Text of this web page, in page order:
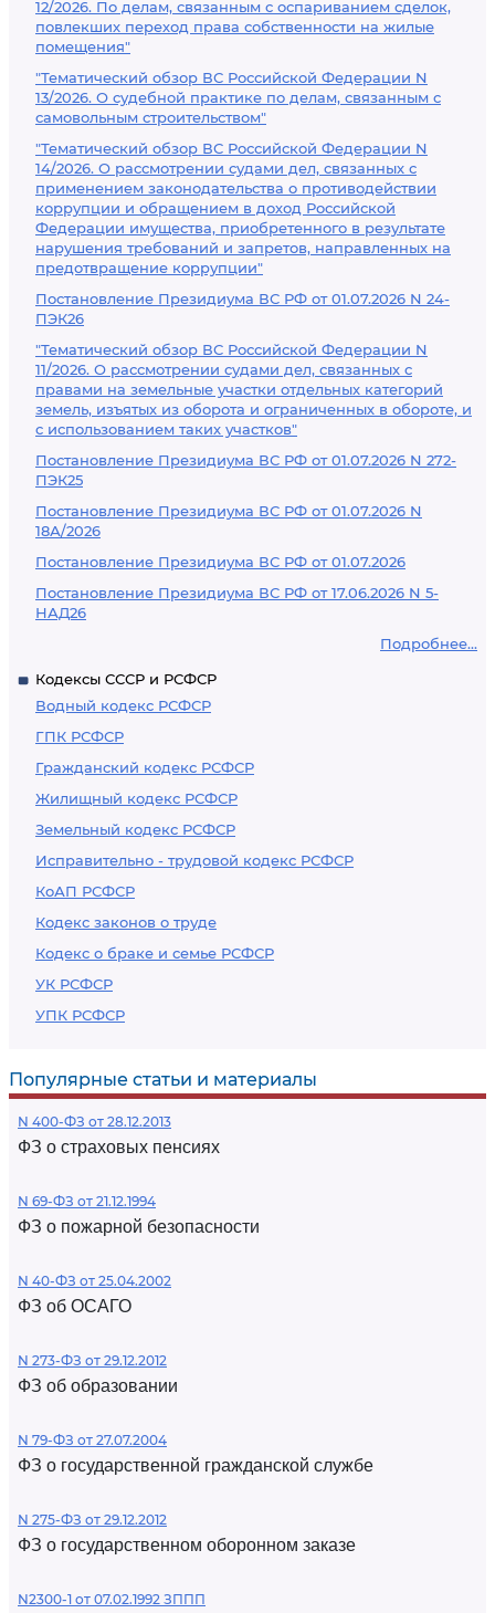
12/2026. По делам, связанным с оспариванием сделок,
повлекших переход права собственности на жилые
помещения"
"Тематический обзор ВС Российской Федерации N
13/2026. О судебной практике по делам, связанным с
самовольным строительством"
"Тематический обзор ВС Российской Федерации N
14/2026. О рассмотрении судами дел, связанных с
применением законодательства о противодействии
коррупции и обращением в доход Российской
Федерации имущества, приобретенного в результате
нарушения требований и запретов, направленных на
предотвращение коррупции"
Постановление Президиума ВС РФ от 01.07.2026 N 24-
ПЭК26
"Тематический обзор ВС Российской Федерации N
11/2026. О рассмотрении судами дел, связанных с
правами на земельные участки отдельных категорий
земель, изъятых из оборота и ограниченных в обороте, и
с использованием таких участков"
Постановление Президиума ВС РФ от 01.07.2026 N 272-
ПЭК25
Постановление Президиума ВС РФ от 01.07.2026 N
18А/2026
Постановление Президиума ВС РФ от 01.07.2026
Постановление Президиума ВС РФ от 17.06.2026 N 5-
НАД26
Подробнее...
Кодексы СССР и РСФСР
Водный кодекс РСФСР
ГПК РСФСР
Гражданский кодекс РСФСР
Жилищный кодекс РСФСР
Земельный кодекс РСФСР
Исправительно - трудовой кодекс РСФСР
КоАП РСФСР
Кодекс законов о труде
Кодекс о браке и семье РСФСР
УК РСФСР
УПК РСФСР
Популярные статьи и материалы
N 400-ФЗ от 28.12.2013
ФЗ о страховых пенсиях
N 69-ФЗ от 21.12.1994
ФЗ о пожарной безопасности
N 40-ФЗ от 25.04.2002
ФЗ об ОСАГО
N 273-ФЗ от 29.12.2012
ФЗ об образовании
N 79-ФЗ от 27.07.2004
ФЗ о государственной гражданской службе
N 275-ФЗ от 29.12.2012
ФЗ о государственном оборонном заказе
N2300-1 от 07.02.1992 ЗППП